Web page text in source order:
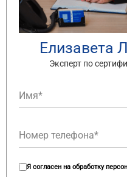
Елизавета
Эксперт по
Я согласен на обработку